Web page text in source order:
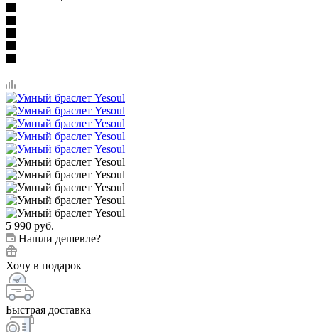
5 990 руб.
Нашли дешевле?
Хочу в подарок
Быстрая доставка